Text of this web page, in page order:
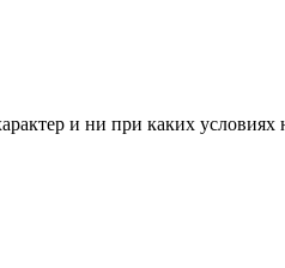
и ни при каких